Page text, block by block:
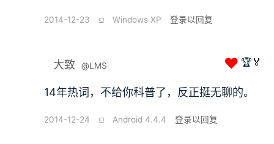
2014-12-23 ⫑ Windows XP 登录以回复
大致 @LMS ❤ 🏆🏅
14年热词，不给你科普了，反正挺无聊的。
2014-12-24 ⫑ Android 4.4.4 登录以回复